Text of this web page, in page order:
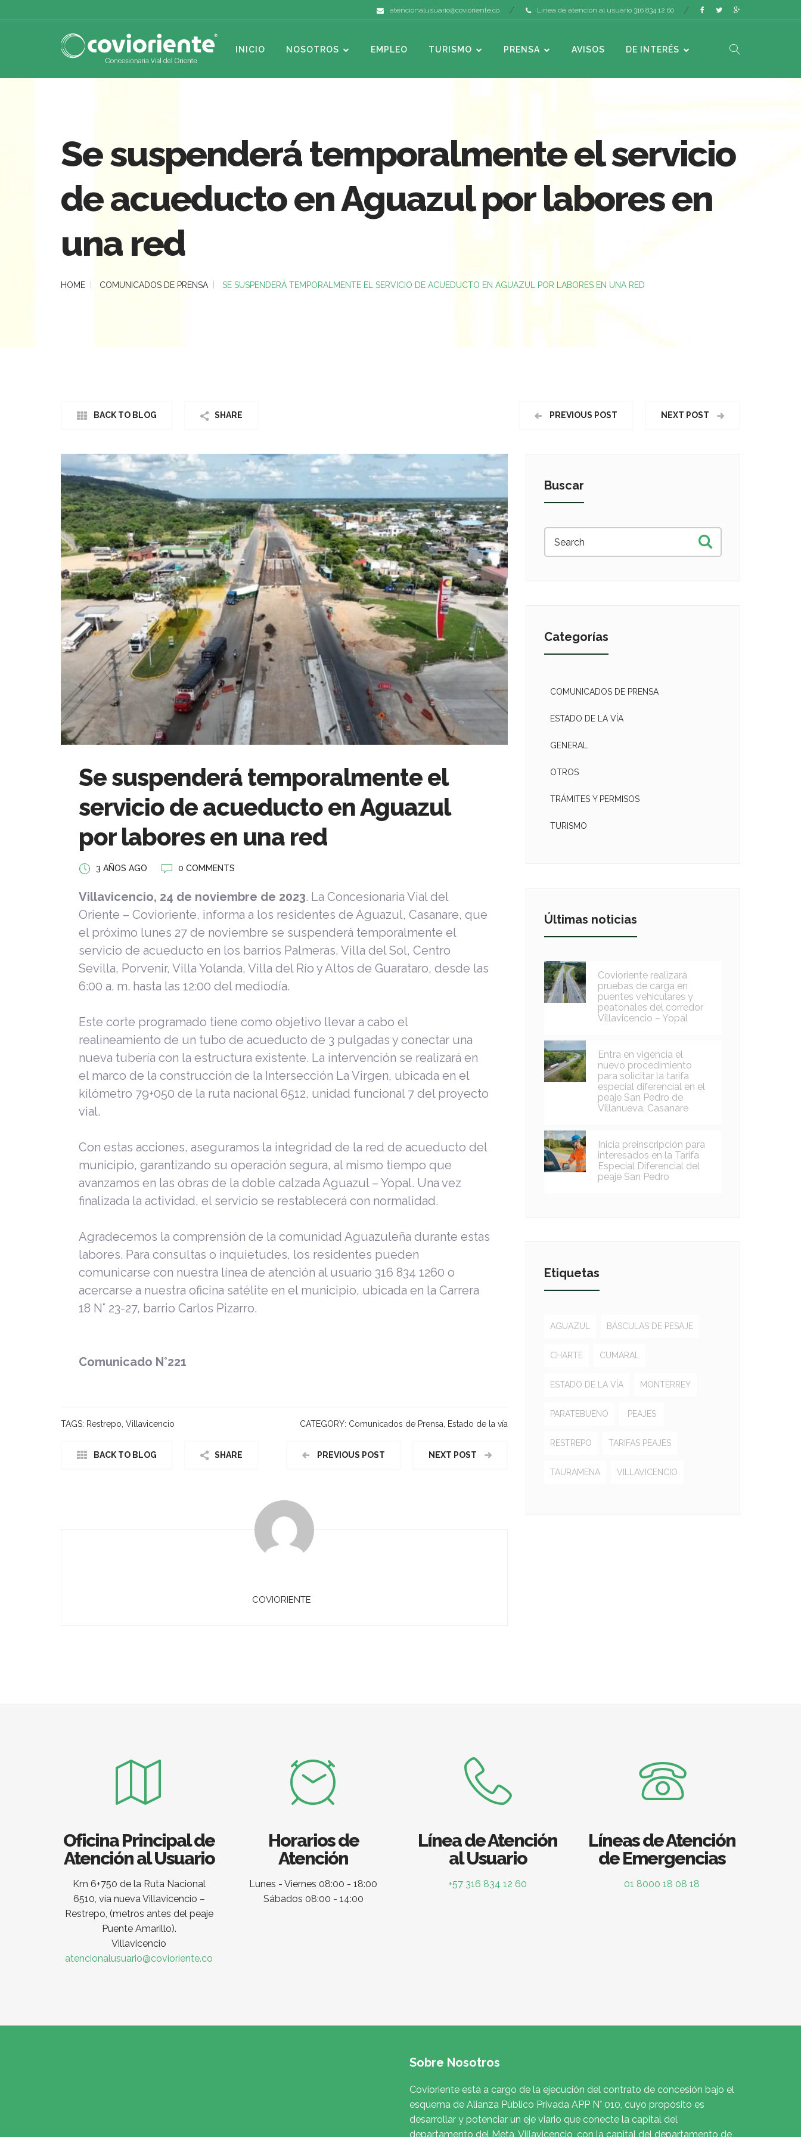
atencionalusuario@covioriente.co Línea de atención al usuario 316 834 12 60
INICIO NOSOTROS EMPLEO TURISMO PRENSA AVISOS DE INTERÉS
Se suspenderá temporalmente el servicio
de acueducto en Aguazul por labores en
una red
HOME COMUNICADOS DE PRENSA SE SUSPENDERÁ TEMPORALMENTE EL SERVICIO DE ACUEDUCTO EN AGUAZUL POR LABORES EN UNA RED
BACK TO BLOG SHARE PREVIOUS POST NEXT POST
Se suspenderá temporalmente el
servicio de acueducto en Aguazul
por labores en una red
3 AÑOS AGO 0 COMMENTS
Villavicencio, 24 de noviembre de 2023. La Concesionaria Vial del
Oriente – Covioriente, informa a los residentes de Aguazul, Casanare, que
el próximo lunes 27 de noviembre se suspenderá temporalmente el
servicio de acueducto en los barrios Palmeras, Villa del Sol, Centro
Sevilla, Porvenir, Villa Yolanda, Villa del Río y Altos de Guarataro, desde las
6:00 a. m. hasta las 12:00 del mediodía.
Este corte programado tiene como objetivo llevar a cabo el
realineamiento de un tubo de acueducto de 3 pulgadas y conectar una
nueva tubería con la estructura existente. La intervención se realizará en
el marco de la construcción de la Intersección La Virgen, ubicada en el
kilómetro 79+050 de la ruta nacional 6512, unidad funcional 7 del proyecto
vial.
Con estas acciones, aseguramos la integridad de la red de acueducto del
municipio, garantizando su operación segura, al mismo tiempo que
avanzamos en las obras de la doble calzada Aguazul – Yopal. Una vez
finalizada la actividad, el servicio se restablecerá con normalidad.
Agradecemos la comprensión de la comunidad Aguazuleña durante estas
labores. Para consultas o inquietudes, los residentes pueden
comunicarse con nuestra línea de atención al usuario 316 834 1260 o
acercarse a nuestra oficina satélite en el municipio, ubicada en la Carrera
18 N° 23-27, barrio Carlos Pizarro.
Comunicado N°221
TAGS: Restrepo Villavicencio CATEGORY: Comunicados de Prensa Estado de la vía
BACK TO BLOG SHARE PREVIOUS POST NEXT POST
COVIORIENTE
Buscar
Categorías
COMUNICADOS DE PRENSA
ESTADO DE LA VÍA
GENERAL
OTROS
TRÁMITES Y PERMISOS
TURISMO
Últimas noticias
Covioriente realizará
pruebas de carga en
puentes vehiculares y
peatonales del corredor
Villavicencio – Yopal
Entra en vigencia el
nuevo procedimiento
para solicitar la tarifa
especial diferencial en el
peaje San Pedro de
Villanueva, Casanare
Inicia preinscripción para
interesados en la Tarifa
Especial Diferencial del
peaje San Pedro
Etiquetas
AGUAZUL BÁSCULAS DE PESAJE
CHARTE CUMARAL
ESTADO DE LA VÍA MONTERREY
PARATEBUENO PEAJES
RESTREPO TARIFAS PEAJES
TAURAMENA VILLAVICENCIO
Oficina Principal de
Atención al Usuario
Km 6+750 de la Ruta Nacional
6510, vía nueva Villavicencio –
Restrepo, (metros antes del peaje
Puente Amarillo).
Villavicencio
atencionalusuario@covioriente.co
Horarios de
Atención
Lunes - Viernes 08:00 - 18:00
Sábados 08:00 - 14:00
Línea de Atención
al Usuario
+57 316 834 12 60
Líneas de Atención
de Emergencias
01 8000 18 08 18
Sobre Nosotros
Covioriente está a cargo de la ejecución del contrato de concesión bajo el
esquema de Alianza Público Privada APP N° 010, cuyo propósito es
desarrollar y potenciar un eje viario que conecte la capital del
departamento del Meta, Villavicencio, con la capital del departamento de